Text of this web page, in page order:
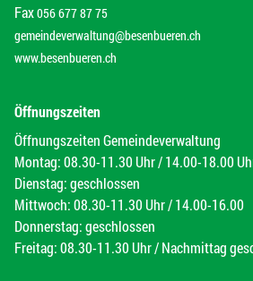
Fax056 677 87 75
gemeindeverwaltung@besenbueren.ch
www.besenbueren.ch
Öffnungszeiten
Öffnungszeiten Gemeindeverwaltung
Montag: 08.30-11.30 Uhr / 14.00-18.00
Dienstag: geschlossen
Mittwoch: 08.30-11.30 Uhr / 14.00-16.00
Donnerstag: geschlossen
Freitag: 08.30-11.30 Uhr / Nachmittag